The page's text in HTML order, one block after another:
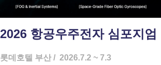
2026 항공우주전자 심포지엄
롯데호텔 부산 / 2026.7.2 ~ 7.3